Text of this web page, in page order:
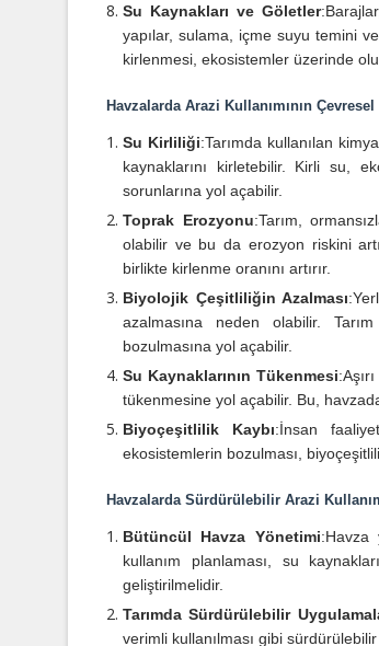
Su Kaynakları ve Göletler:
yapılar, sulama, içme suyu temini
kirlenmesi, ekosistemler üzerinde
Havzalarda Arazi Kullanımının
Su Kirliliği:Tarımda kullanılan
kaynaklarını kirletebilir. Kirli su,
sorunlarına yol açabilir.
Toprak Erozyonu:Tarım,
olabilir ve bu da erozyon riskini
birlikte kirlenme oranını artırır.
Biyolojik Çeşitliliğin Azalması:
azalmasına neden olabilir.
bozulmasına yol açabilir.
Su Kaynaklarının Tükenmesi:
tükenmesine yol açabilir. Bu,
Biyoçeşitlilik Kaybı:İnsan
ekosistemlerin bozulması,
Havzalarda Sürdürülebilir Arazi
Bütüncül Havza Yönetimi:Havza
kullanım planlaması, su
geliştirilmelidir.
Tarımda Sürdürülebilir
verimli kullanılması gibi